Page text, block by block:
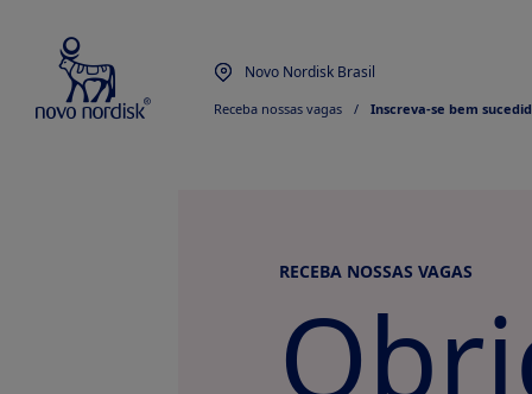
Novo Nordisk Brasil
Receba nossas vagas
  /
Inscreva-se bem
RECEBA NOSSAS VAGAS